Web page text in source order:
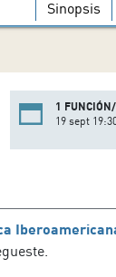
Sinopsis
1
19 sept